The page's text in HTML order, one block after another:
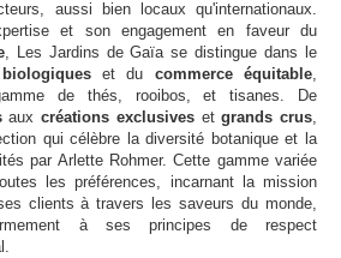
aussi bien locaux qu'internationaux.
et son engagement en faveur du
, Les Jardins de Gaïa se distingue dans le
et du commerce équitable,
de thés, rooibos, et tisanes. De
auxcréations exclusivesetgrands crus,
qui célèbre la diversité botanique et la
par Arlette Rohmer. Cette gamme variée
les préférences, incarnant la mission
clients à travers les saveurs du monde,
à ses principes de respect